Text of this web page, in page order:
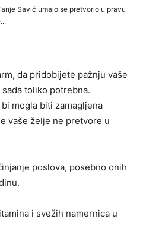
da pridobijete pažnju vaše
toliko potrebna.
mogla biti zamagljena
vaše želje ne pretvore u
poslova, posebno onih
i svežih namernica u